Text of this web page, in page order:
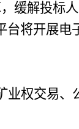
缓解投标
将开展电
权交易、